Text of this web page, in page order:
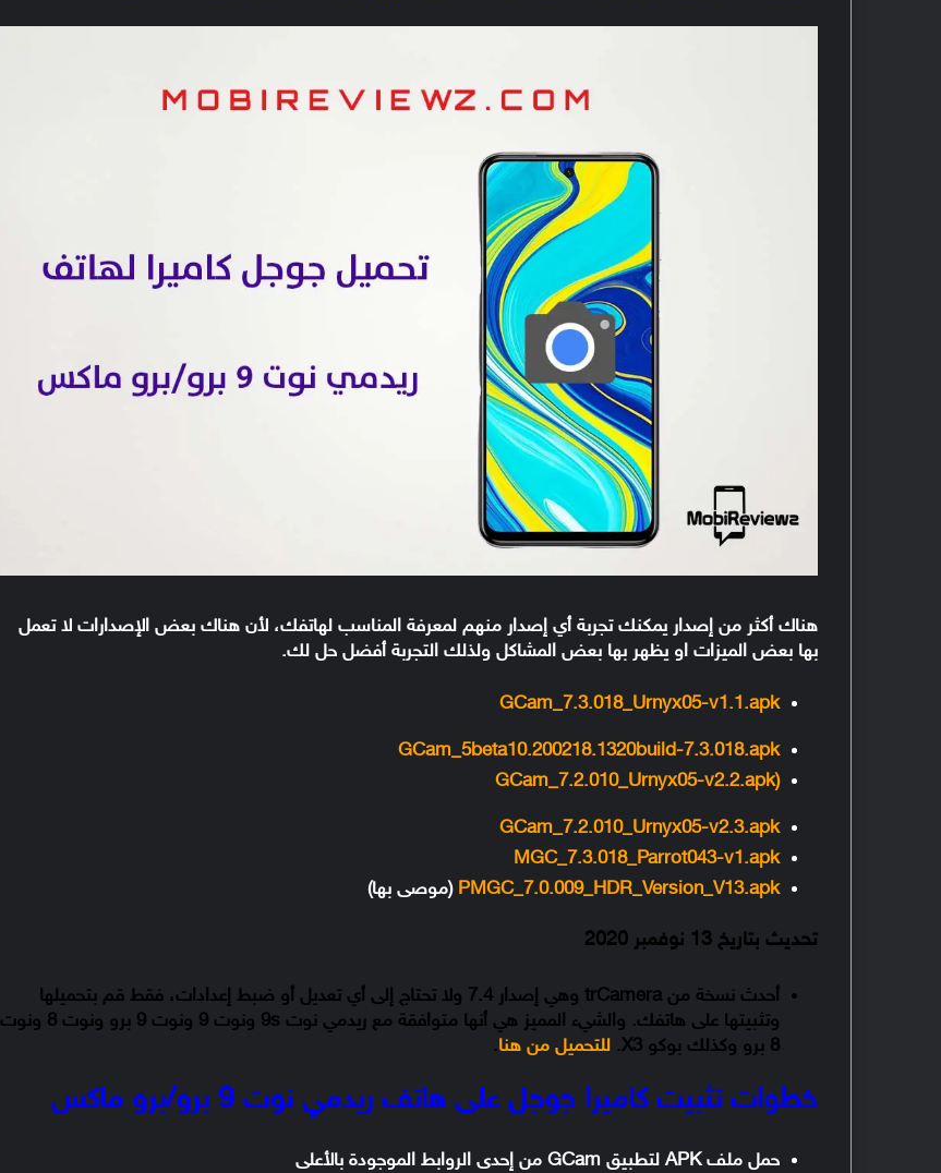
هناك أكثر من إصدار يمكنك تجربة أي إصدار منهم لمعرفة المناسب لهاتفك، لأن هناك بعض الإصدارات لا تعمل
بها بعض الميزات او يظهر بها بعض المشاكل ولذلك التجربة أفضل حل لك.
GCam_7.3.018_Urnyx05-v1.1.apk
GCam_5beta10.200218.1320build-7.3.018.apk
(GCam_7.2.010_Urnyx05-v2.2.apk
GCam_7.2.010_Urnyx05-v2.3.apk
MGC_7.3.018_Parrot043-v1.apk
PMGC_7.0.009_HDR_Version_V13.apk (موصى بها)
تحديث بتاريخ 13 نوفمبر 2020
أحدث نسخة من trCamera وهي إصدار 7.4 ولا تحتاج إلى أي تعديل أو ضبط إعدادات، فقط قم بتحميلها
وتثبيتها على هاتفك. والشيء المميز هي أنها متوافقة مع ريدمي نوت 9s ونوت 9 ونوت 9 برو ونوت 8 ونوت
8 برو وكذلك بوكو X3.
للتحميل من هنا.
خطوات تثبيت كاميرا جوجل على هاتف ريدمي نوت 9 برو/برو ماكس
حمل ملف APK لتطبيق GCam من إحدى الروابط الموجودة بالأعلى